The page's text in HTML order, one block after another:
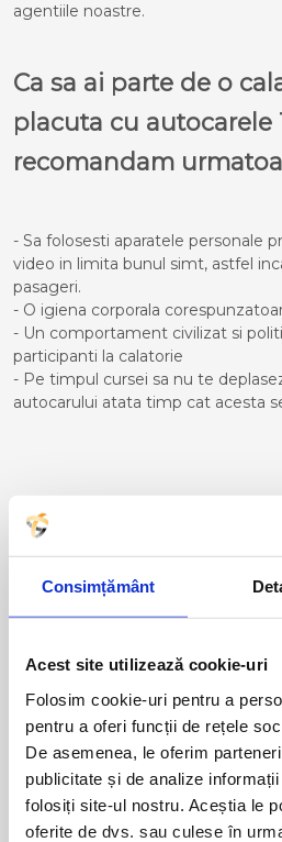
Consimțământ
Acest site utilizează cookie-uri
Folosim cookie-uri pentru a
pentru a oferi funcții de rețele
De asemenea, le oferim
publicitate și de analize
folosiți site-ul nostru. Aceștia le
oferite de dvs. sau culese în
agentiile noastre.
Ca sa ai parte de o
placuta cu autocarele
recomandam
- Sa folosesti aparatele personale
video in limita bunul simt, astfel
pasageri.
- O igiena corporala
- Un comportament civilizat si
participanti la calatorie
- Pe timpul cursei sa nu te
autocarului atata timp cat acesta
Curse din Romania
TOULOUSE:
ACAS
AIUD
ALESD
ALEXANDRIA
BACAU
BAIA MARE
BAILE HERCULANE
BAILESTI
BALS-IS